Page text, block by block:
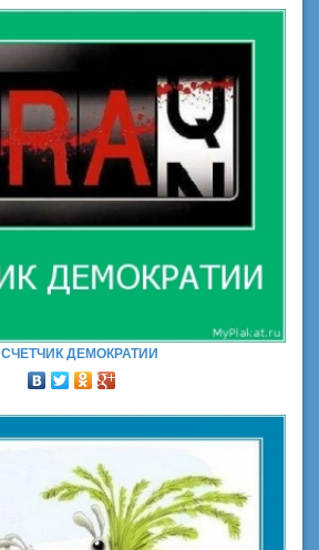
СЧЕТЧИК ДЕМОКРАТИИ